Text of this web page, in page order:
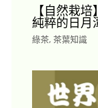
【自然栽
純粹的日月
綠茶, 茶葉知識